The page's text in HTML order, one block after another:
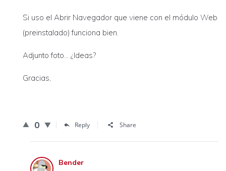
Si uso el Abrir Navegador que viene con el módulo Web
(preinstalado) funciona bien.
Adjunto foto… ¿Ideas?
Gracias,
0 Reply Share
Bender